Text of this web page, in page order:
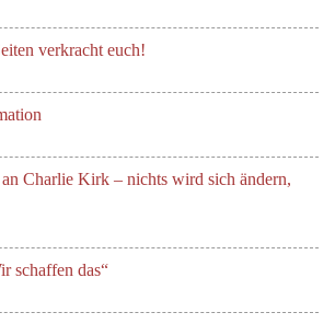
verkracht euch!
Charlie Kirk – nichts wird sich ändern,
schaffen das“